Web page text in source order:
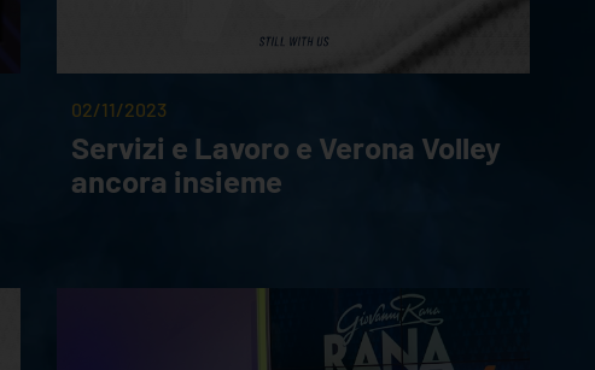
02/11/2023
Servizi e Lavoro e Verona Volley
ancora insieme